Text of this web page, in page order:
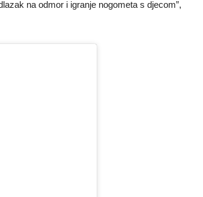
na odmor i igranje nogometa s djecom”,